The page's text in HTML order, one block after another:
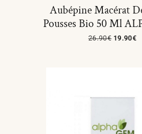
Aubépine Macérat
Pousses Bio 50 Ml
26.90€ 19.90€